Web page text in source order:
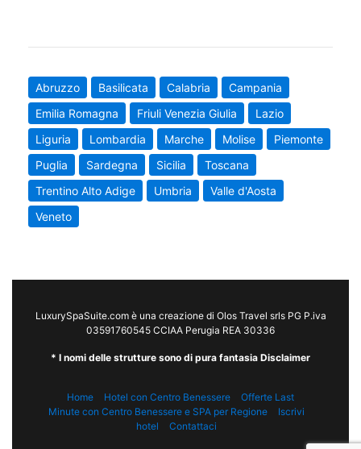
Abruzzo Basilicata Calabria
Campania
Emilia Romagna
Friuli Venezia Giulia
Lazio
Liguria
Lombardia Marche Molise
Piemonte
Puglia
Sardegna Sicilia
Toscana
Trentino Alto Adige
Umbria
Valle d'Aosta
Veneto
LuxurySpaSuite.com è una creazione di Olos Travel srls PG P.iva
03591760545 CCIAA Perugia REA 30336
* I nomi delle strutture sono di pura fantasia Disclaimer
Home Hotel con Centro Benessere
Offerte Last
Minute con Centro Benessere e SPA per Regione
Iscrivi
hotel
Contattaci